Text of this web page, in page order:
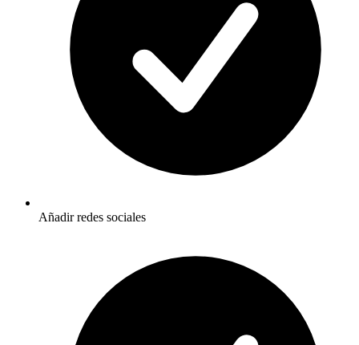
Añadir redes sociales